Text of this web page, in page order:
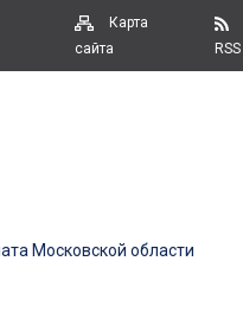
Карта
сайта
RSS